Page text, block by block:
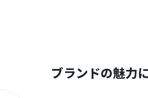
ブランドの魅力